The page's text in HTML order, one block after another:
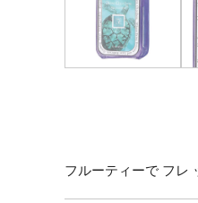
フルーティーで フレ